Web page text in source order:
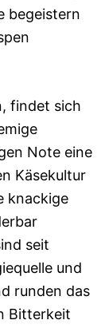
begeistern
findet sich
Note eine
Käsekultur
knackige
seit
und
runden das
Bitterkeit